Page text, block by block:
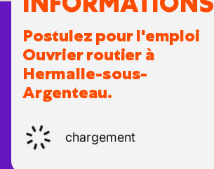
Postulez pour l'emploi
Ouvrier routier à
Hermalle-sous-
Argenteau.
chargement